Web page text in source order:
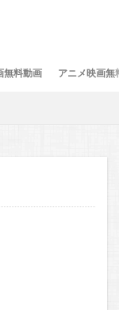
無料動画 アニメ映画無